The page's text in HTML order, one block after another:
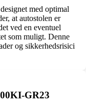
med optimal
at autostolen er
ved en eventuel
som muligt. Denne
og sikkerhedsrisici
GR23